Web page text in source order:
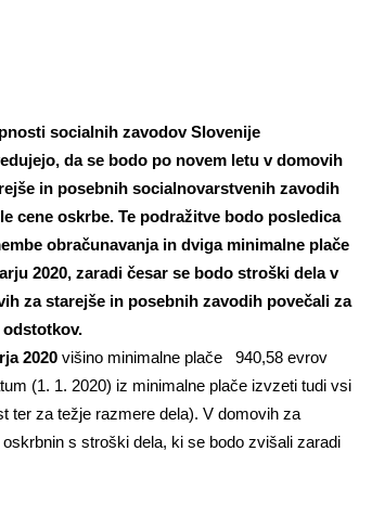
socialnih zavodov Slovenije
da se bodo po novem letu v domovih
in posebnih socialnovarstvenih zavodih
cene oskrbe. Te podražitve bodo posledica
obračunavanja in dviga minimalne plače
2020, zaradi česar se bodo stroški dela v
za starejše in posebnih zavodih povečali za
odstotkov.
2020 višino minimalne plače 940,58 evrov
(1. 1. 2020) iz minimalne plače izvzeti tudi vsi
ter za težje razmere dela). V domovih za
s stroški dela, ki se bodo zvišali zaradi